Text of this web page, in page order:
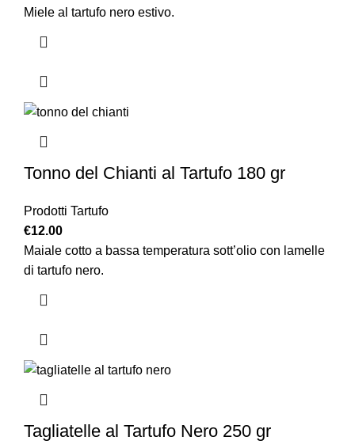
Miele al tartufo nero estivo.
Tonno del Chianti al Tartufo 180 gr
Prodotti Tartufo
€12.00
Maiale cotto a bassa temperatura sott’olio con lamelle
di tartufo nero.
Tagliatelle al Tartufo Nero 250 gr